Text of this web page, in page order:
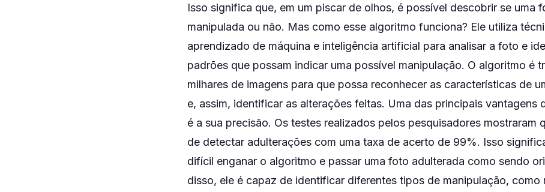
Isso significa que, em um piscar de olhos, é possível descobrir se uma
manipulada ou não. Mas como esse algoritmo funciona? Ele utiliza
aprendizado de máquina e inteligência artificial para analisar a foto e
padrões que possam indicar uma possível manipulação. O algoritmo é
milhares de imagens para que possa reconhecer as características de
e, assim, identificar as alterações feitas. Uma das principais vantagens
é a sua precisão. Os testes realizados pelos pesquisadores mostraram
de detectar adulterações com uma taxa de acerto de 99%. Isso
difícil enganar o algoritmo e passar uma foto adulterada como sendo
disso, ele é capaz de identificar diferentes tipos de manipulação, como